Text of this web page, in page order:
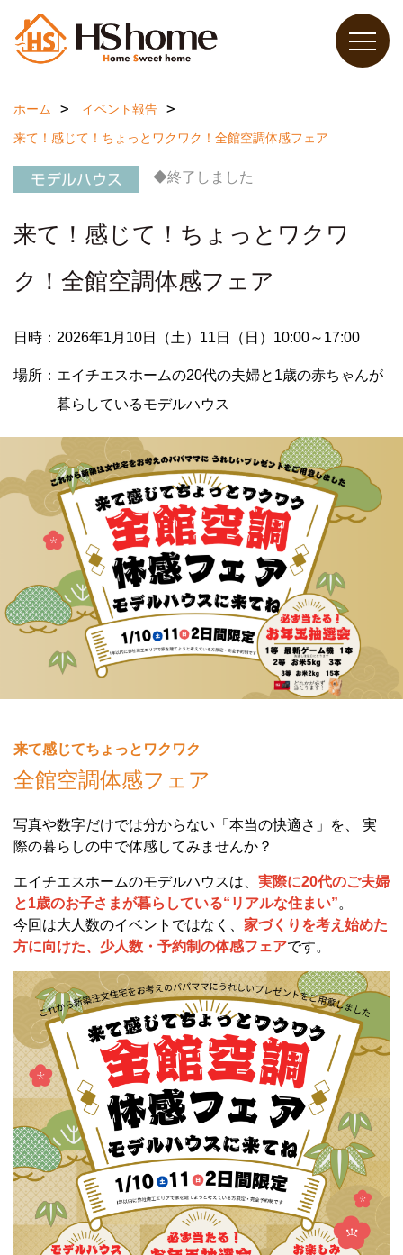
ホーム
イベント報告
来て！感じて！ちょっとワクワク！全館空調体感フェア
◆終了しました
来て！感じて！ちょっとワクワ
ク！全館空調体感フェア
日時：2026年1月10日（土）11日（日）10:00～17:00
場所：エイチエスホームの20代の夫婦と1歳の赤ちゃんが
暮らしているモデルハウス
来て感じてちょっとワクワク
全館空調体感フェア
写真や数字だけでは分からない「本当の快適さ」を、 実
際の暮らしの中で体感してみませんか？
エイチエスホームのモデルハウスは、 実際に20代のご夫婦
と1歳のお子さまが暮らしている“リアルな住まい”。
今回は大人数のイベントではなく、 家づくりを考え始めた
方に向けた、少人数・予約制の体感フェアです。